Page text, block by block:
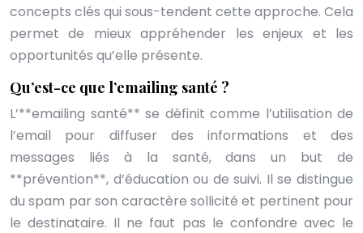
concepts clés qui sous-tendent cette approche. Cela
permet de mieux appréhender les enjeux et les
opportunités qu’elle présente.
Qu’est-ce que l’emailing santé ?
L’**emailing santé** se définit comme l’utilisation de
l’email pour diffuser des informations et des
messages liés à la santé, dans un but de
**prévention**, d’éducation ou de suivi. Il se distingue
du spam par son caractère sollicité et pertinent pour
le destinataire. Il ne faut pas le confondre avec le